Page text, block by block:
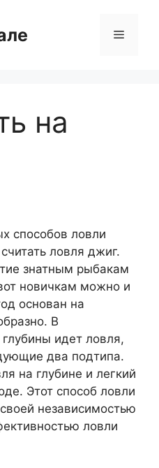
Меню
на
способов ловли
ловля джиг.
знатным рыбакам
новичкам можно и
основан на
В
идет ловля,
два подтипа.
на глубине и легкий
Этот способ ловли
независимостью
ловли